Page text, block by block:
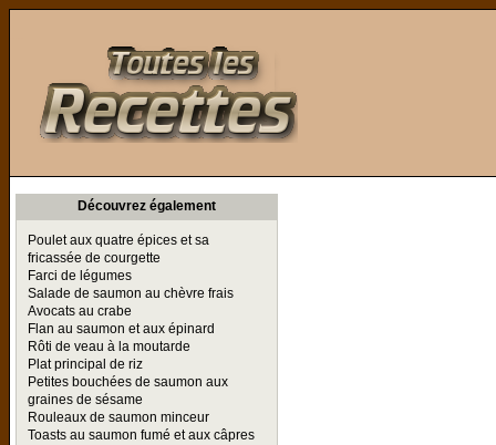
Découvrez également
Poulet aux quatre épices et sa
fricassée de courgette
Farci de légumes
Salade de saumon au chèvre frais
Avocats au crabe
Flan au saumon et aux épinard
Rôti de veau à la moutarde
Plat principal de riz
Petites bouchées de saumon aux
graines de sésame
Rouleaux de saumon minceur
Toasts au saumon fumé et aux câpres